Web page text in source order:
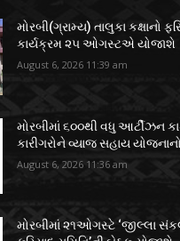
મોરબી(ગ્રામ્ય) તાલુકા કક્ષાનો
કાર્યક્રમ ૨૫ ઓગસ્ટએ યોજાશે
August 6, 2026 11:39 am
મોરબીમાં ૬૦૦થી વધુ આર્ટીઝન
કારીગરોને વ્યાજ સહાય
August 6, 2026 11:36 am
મોરબીમાં ૨૧ઓગસ્ટે ‘જીલ્લા